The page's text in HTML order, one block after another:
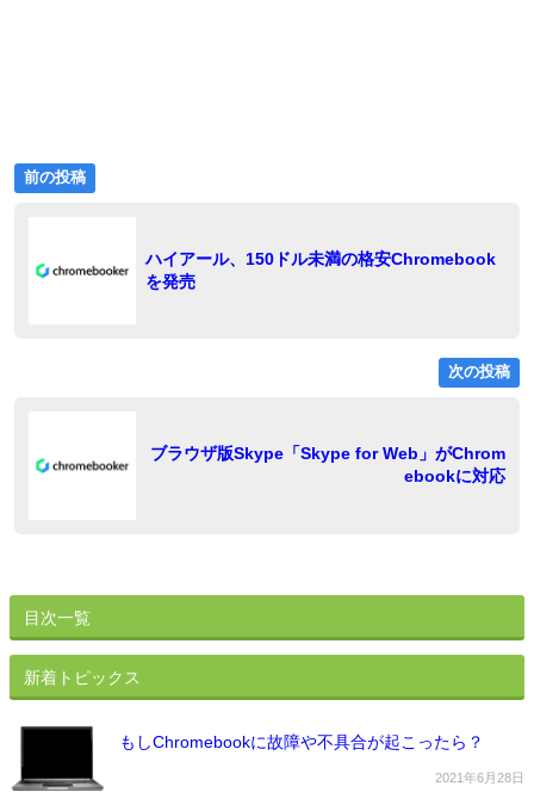
投
ナ
前の投稿
の
ハイアール、150ドル未満の格安Chromebook
を発売
次の投稿
ブラウザ版Skype「Skype for Web」がChrom
ebookに対応
目次一覧
新着トピックス
もしChromebookに故障や不具合が起こったら？
2021年6月28日